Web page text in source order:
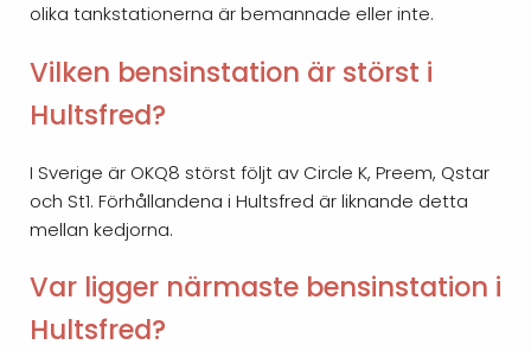
olika tankstationerna är bemannade eller inte.
Vilken bensinstation är störst i
Hultsfred?
I Sverige är OKQ8 störst följt av Circle K, Preem, Qstar
och St1. Förhållandena i Hultsfred är liknande detta
mellan kedjorna.
Var ligger närmaste bensinstation i
Hultsfred?